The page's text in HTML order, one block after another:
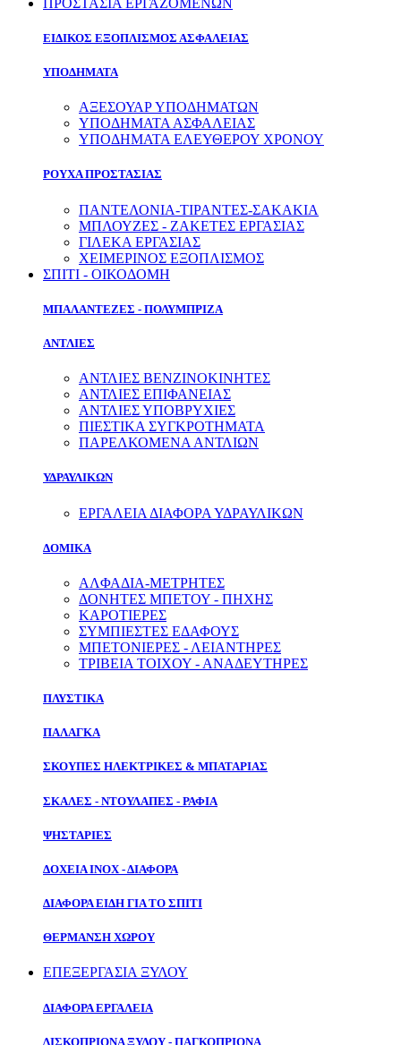
ΕΙΔΙΚΟΣ ΕΞΟΠΛΙΣΜΟΣ ΑΣΦΑΛΕΙΑΣ
ΥΠΟΔΗΜΑΤΑ
ΑΞΕΣΟΥΑΡ ΥΠΟΔΗΜΑΤΩΝ
ΥΠΟΔΗΜΑΤΑ ΑΣΦΑΛΕΙΑΣ
ΥΠΟΔΗΜΑΤΑ ΕΛΕΥΘΕΡΟΥ ΧΡΟΝΟΥ
ΡΟΥΧΑ ΠΡΟΣΤΑΣΙΑΣ
ΠΑΝΤΕΛΟΝΙΑ-ΤΙΡΑΝΤΕΣ-ΣΑΚΑΚΙΑ
ΜΠΛΟΥΖΕΣ - ΖΑΚΕΤΕΣ ΕΡΓΑΣΙΑΣ
ΓΙΛΕΚΑ ΕΡΓΑΣΙΑΣ
ΧΕΙΜΕΡΙΝΟΣ ΕΞΟΠΛΙΣΜΟΣ
ΣΠΙΤΙ - ΟΙΚΟΔΟΜΗ
ΜΠΑΛΑΝΤΕΖΕΣ - ΠΟΛΥΜΠΡΙΖΑ
ΑΝΤΛΙΕΣ
ΑΝΤΛΙΕΣ ΒΕΝΖΙΝΟΚΙΝΗΤΕΣ
ΑΝΤΛΙΕΣ ΕΠΙΦΑΝΕΙΑΣ
ΑΝΤΛΙΕΣ ΥΠΟΒΡΥΧΙΕΣ
ΠΙΕΣΤΙΚΑ ΣΥΓΚΡΟΤΗΜΑΤΑ
ΠΑΡΕΛΚΟΜΕΝΑ ΑΝΤΛΙΩΝ
ΥΔΡΑΥΛΙΚΩΝ
ΕΡΓΑΛΕΙΑ ΔΙΑΦΟΡΑ ΥΔΡΑΥΛΙΚΩΝ
ΔΟΜΙΚΑ
ΑΛΦΑΔΙΑ-ΜΕΤΡΗΤΕΣ
ΔΟΝΗΤΕΣ ΜΠΕΤΟΥ - ΠΗΧΗΣ
ΚΑΡΟΤΙΕΡΕΣ
ΣΥΜΠΙΕΣΤΕΣ ΕΔΑΦΟΥΣ
ΜΠΕΤΟΝΙΕΡΕΣ - ΛΕΙΑΝΤΗΡΕΣ
ΤΡΙΒΕΙΑ ΤΟΙΧΟΥ - ΑΝΑΔΕΥΤΗΡΕΣ
ΠΛΥΣΤΙΚΑ
ΠΑΛΑΓΚΑ
ΣΚΟΥΠΕΣ ΗΛΕΚΤΡΙΚΕΣ & ΜΠΑΤΑΡΙΑΣ
ΣΚΑΛΕΣ - ΝΤΟΥΛΑΠΕΣ - ΡΑΦΙΑ
ΨΗΣΤΑΡΙΕΣ
ΔΟΧΕΙΑ ΙΝΟΧ - ΔΙΑΦΟΡΑ
ΔΙΑΦΟΡΑ ΕΙΔΗ ΓΙΑ ΤΟ ΣΠΙΤΙ
ΘΕΡΜΑΝΣΗ ΧΩΡΟΥ
ΕΠΕΞΕΡΓΑΣΙΑ ΞΥΛΟΥ
ΔΙΑΦΟΡΑ ΕΡΓΑΛΕΙΑ
ΔΙΣΚΟΠΡΙΟΝΑ ΞΥΛΟΥ - ΠΑΓΚΟΠΡΙΟΝΑ